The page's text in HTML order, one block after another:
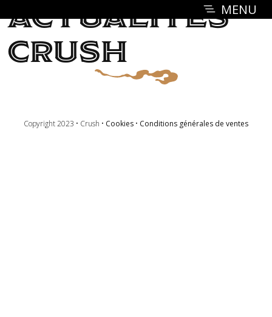
MENU
Actualités
CRUSH
Copyright 2023 • Crush • Cookies • Conditions générales de ventes